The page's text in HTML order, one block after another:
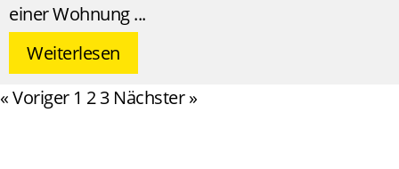
einer Wohnung
Weiterlesen
« Voriger 1 2 3 Nächster »